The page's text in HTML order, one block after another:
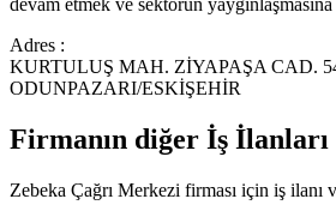
devam etmek ve sektörün
Adres :
KURTULUŞ MAH. ZİYAPAŞA CAD.
ODUNPAZARI/ESKİŞEHİR
Firmanın diğer İş İlanları
Zebeka Çağrı Merkezi firması için iş ilanı